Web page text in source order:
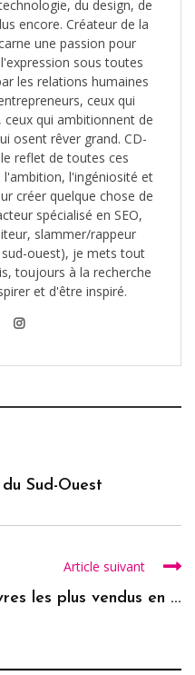
du design, de
encore. Créateur de la
une passion pour
sous toutes
les relations humaines
ceux qui
qui ambitionnent de
osent rêver grand. CD-
reflet de toutes ces
l'ambition, l'ingéniosité et
créer quelque chose de
spécialisé en SEO,
slammer/rappeur
sud-ouest), je mets tout
toujours à la recherche
et d'être inspiré.
Sud-Ouest
Article suivant
les plus vendus en ...